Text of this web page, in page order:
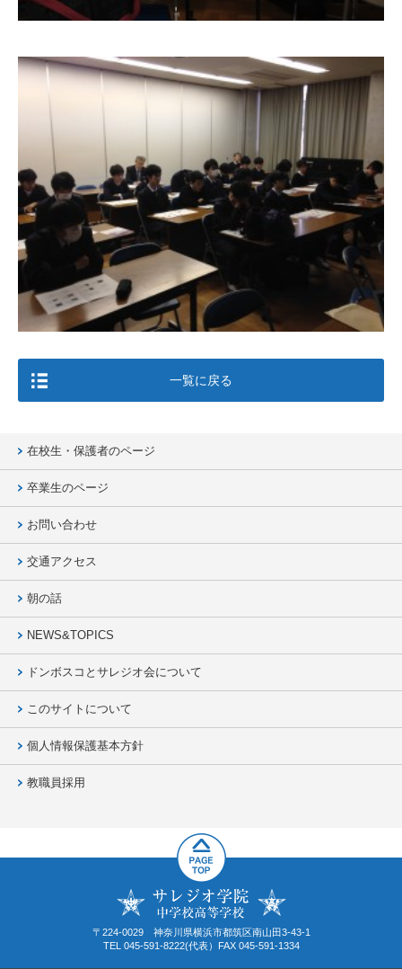
一覧に戻る
在校生・保護者のページ
卒業生のページ
お問い合わせ
交通アクセス
朝の話
NEWS&TOPICS
ドンボスコとサレジオ会について
このサイトについて
個人情報保護基本方針
教職員採用
〒224-0029 神奈川県横浜市都筑区南山田3-43-1
TEL 045-591-8222(代表）FAX 045-591-1334